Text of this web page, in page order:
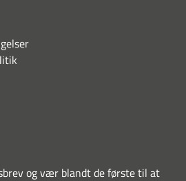
og vær blandt de første til at